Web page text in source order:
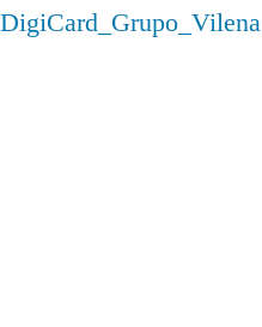
DigiCard_Grupo_Vilena